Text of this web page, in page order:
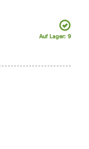
Auf Lager: 9